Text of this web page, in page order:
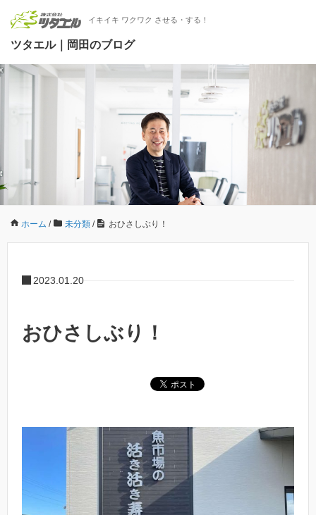
イキイキ ワクワク させる・する！
ツタエル｜岡田のブログ
ホーム / 未分類 / おひさしぶり！
2023.01.20
おひさしぶり！